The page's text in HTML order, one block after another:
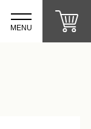
MENU